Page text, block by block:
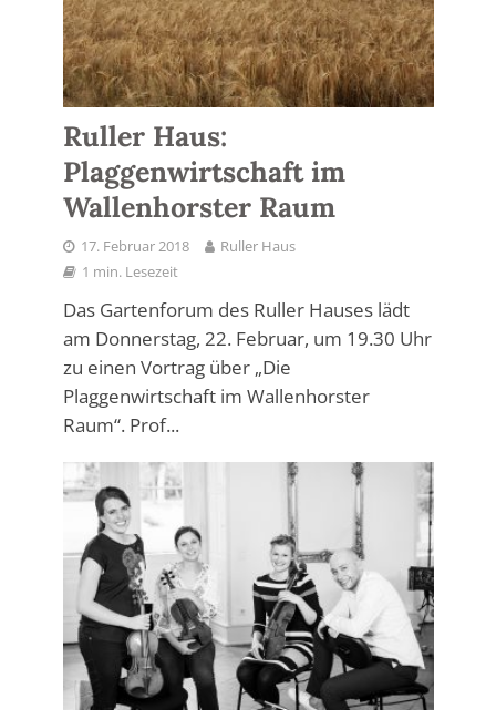
Ruller Haus:
Plaggenwirtschaft im
Wallenhorster Raum
17. Februar 2018
Ruller Haus
1 min. Lesezeit
Das Gartenforum des Ruller Hauses lädt
am Donnerstag, 22. Februar, um 19.30 Uhr
zu einen Vortrag über „Die
Plaggenwirtschaft im Wallenhorster
Raum“. Prof...